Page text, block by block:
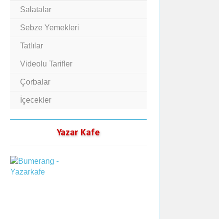
Salatalar
Sebze Yemekleri
Tatlılar
Videolu Tarifler
Çorbalar
İçecekler
Yazar Kafe